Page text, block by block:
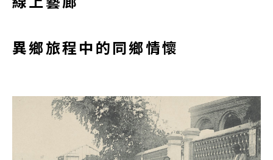
異鄉旅程中的同鄉情懷